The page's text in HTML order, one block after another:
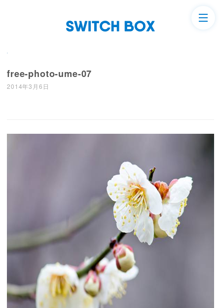
free-photo-ume-07
2014年3月6日